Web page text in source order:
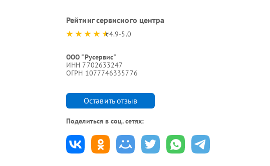
Рейтинг сервисного центра
4.9-5.0
ООО "Русервис"
ИНН 7702633247
ОГРН 1077746335776
Оставить отзыв
Поделиться в соц. сетях: